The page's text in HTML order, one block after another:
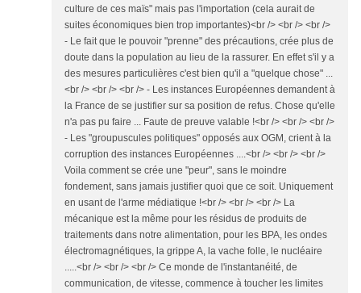
culture de ces maïs" mais pas l'importation (cela aurait de
suites économiques bien trop importantes)<br /> <br /> <br />
- Le fait que le pouvoir "prenne" des précautions, crée plus de
doute dans la population au lieu de la rassurer. En effet s'il y a
des mesures particulières c'est bien qu'il a "quelque chose" ...
<br /> <br /> <br /> - Les instances Européennes demandent à
la France de se justifier sur sa position de refus. Chose qu'elle
n'a pas pu faire ... Faute de preuve valable !<br /> <br /> <br />
- Les "groupuscules politiques" opposés aux OGM, crient à la
corruption des instances Européennes ....<br /> <br /> <br />
Voila comment se crée une "peur", sans le moindre
fondement, sans jamais justifier quoi que ce soit. Uniquement
en usant de l'arme médiatique !<br /> <br /> <br /> La
mécanique est la même pour les résidus de produits de
traitements dans notre alimentation, pour les BPA, les ondes
électromagnétiques, la grippe A, la vache folle, le nucléaire
.....<br /> <br /> <br /> Ce monde de l'instantanéité, de
communication, de vitesse, commence à toucher les limites